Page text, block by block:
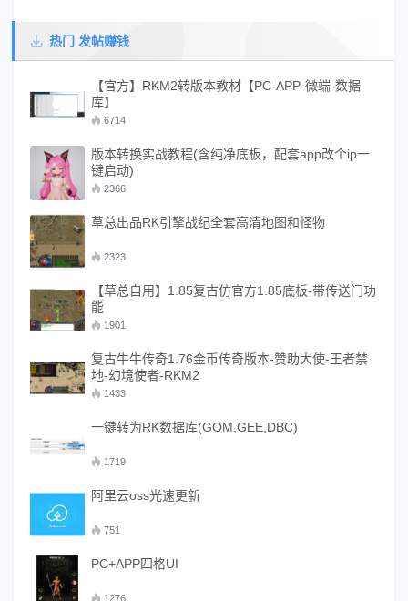
热门 发帖赚钱
【官方】RKM2转版本教材【PC-APP-微端-数据
库】
6714
版本转换实战教程(含纯净底板，配套app改个ip一
键启动)
2366
草总出品RK引擎战纪全套高清地图和怪物
2323
【草总自用】1.85复古仿官方1.85底板-带传送门功
能
1901
复古牛牛传奇1.76金币传奇版本-赞助大使-王者禁
地-幻境使者-RKM2
1433
一键转为RK数据库(GOM,GEE,DBC)
1719
阿里云oss光速更新
751
PC+APP四格UI
1276